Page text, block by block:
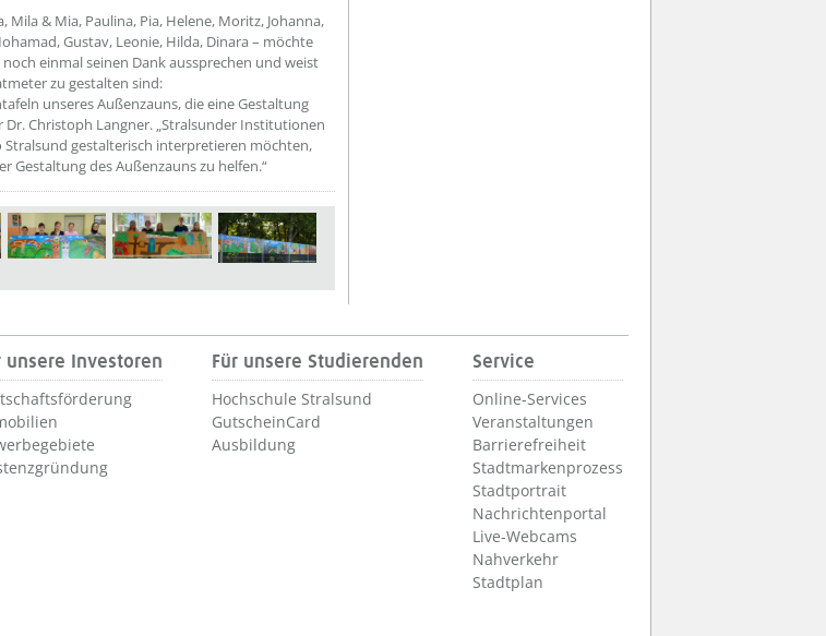
Mila & Mia, Paulina, Pia, Helene, Moritz, Johanna,
Gustav, Leonie, Hilda, Dinara – möchte
einmal seinen Dank aussprechen und weist
zu gestalten sind:
unseres Außenzauns, die eine Gestaltung
Christoph Langner. „Stralsunder Institutionen
gestalterisch interpretieren möchten,
Gestaltung des Außenzauns zu helfen.“
unsere Investoren Für unsere Studierenden
Hochschule Stralsund
GutscheinCard
Ausbildung
Service
Online-Services
Veranstaltungen
Barrierefreiheit
Stadtmarkenprozess
Stadtportrait
Nachrichtenportal
Live-Webcams
Nahverkehr
Stadtplan